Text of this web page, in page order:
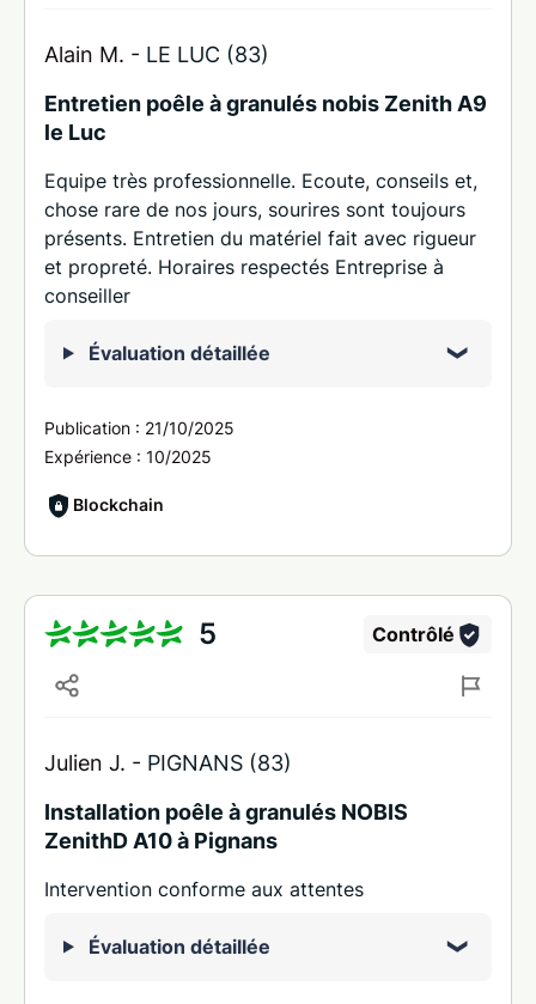
Alain M. - LE LUC (83)
Entretien poêle à granulés nobis Zenith A9
le Luc
Equipe très professionnelle. Ecoute, conseils et,
chose rare de nos jours, sourires sont toujours
présents. Entretien du matériel fait avec rigueur
et propreté. Horaires respectés Entreprise à
conseiller
Évaluation détaillée
Publication : 21/10/2025
Expérience : 10/2025
Blockchain
5 Contrôlé
Julien J. - PIGNANS (83)
Installation poêle à granulés NOBIS
ZenithD A10 à Pignans
Intervention conforme aux attentes
Évaluation détaillée